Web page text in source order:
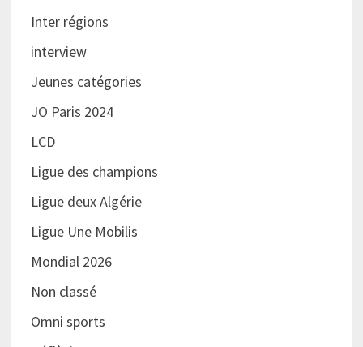
Inter régions
interview
Jeunes catégories
JO Paris 2024
LCD
Ligue des champions
Ligue deux Algérie
Ligue Une Mobilis
Mondial 2026
Non classé
Omni sports